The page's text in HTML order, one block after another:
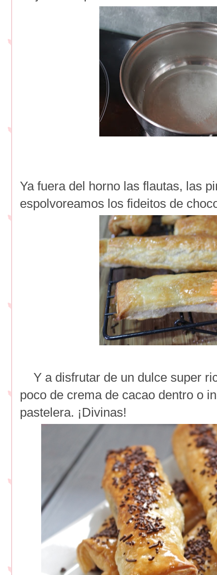
Ya fuera del horno las flautas, las
espolvoreamos los fideitos de
Y a disfrutar de un dulce super
poco de crema de cacao dentro o
pastelera. ¡Divinas!